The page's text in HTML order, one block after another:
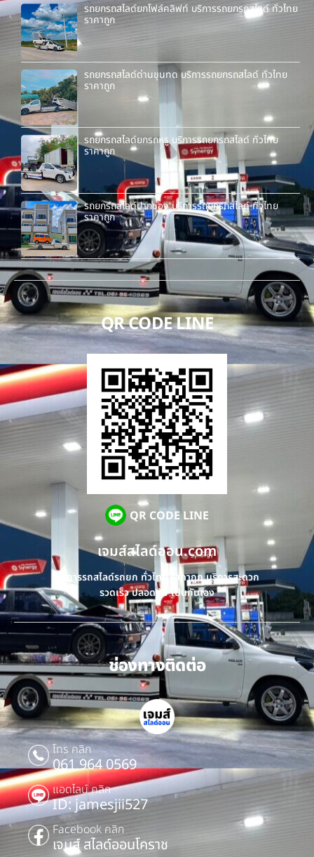
รถยกรถสไลด์ยกโฟล์คลิฟท์ บริการรถยกรถสไลด์ ทั่วไทย
ราคาถูก
รถยกรถสไลด์ด่านขุนทด บริการรถยกรถสไลด์ ทั่วไทย
ราคาถูก
รถยกรถสไลด์ยกรถหรู บริการรถยกรถสไลด์ ทั่วไทย
ราคาถูก
รถยกรถสไลด์ปากช่อง บริการรถยกรถสไลด์ ทั่วไทย
ราคาถูก
QR CODE LINE
QR CODE LINE
เจมส์สไลด์ออน.com
บริการรถสไลด์รถยก ทั่วไทย ราคาถูก บริการสะดวก
รวดเร็ว ปลอดภัย เป็นกันเอง
ช่องทางติดต่อ
โทร คลิก
061 964 0569
แอดไลน์ คลิก
ID: jamesjii527
Facebook คลิก
เจมส์ สไลด์ออนโคราช